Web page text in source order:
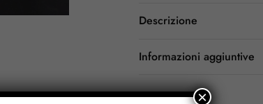
Descrizione
Informazioni aggiuntive
×